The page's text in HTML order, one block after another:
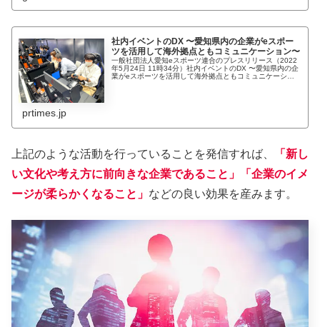
社内イベントのDX 〜愛知県内の企業がeスポー
ツを活用して海外拠点ともコミュニケーション〜
一般社団法人愛知eスポーツ連合のプレスリリース（2022
年5月24日 11時34分）社内イベントのDX 〜愛知県内の企
業がeスポーツを活用して海外拠点ともコミュニケーショ
prtimes.jp
上記のような活動を行っていることを発信すれば、
「新し
い文化や考え方に前向きな企業であること」「企業のイメ
ージが柔らかくなること」 などの良い効果を産みます。